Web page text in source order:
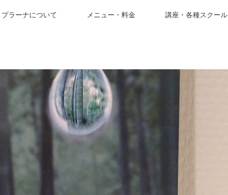
プラーナについて メニュー・料金 講座・各種スクール